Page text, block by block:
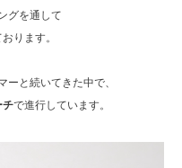
グを通して
ります。
ーと続いてきた中で、
チで進行しています。